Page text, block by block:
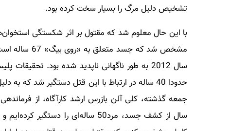
تشخیص دلیل مرگ را بسیار سخت کرده بود.
با این حال معلوم شد که مقتول بر اثر شکستگی
مشخص شد که
حدودا 40 ساله در ارتباط با این قتل دستگیر شد که
سال از کشف جسد، مرد50 ساله‌ای را